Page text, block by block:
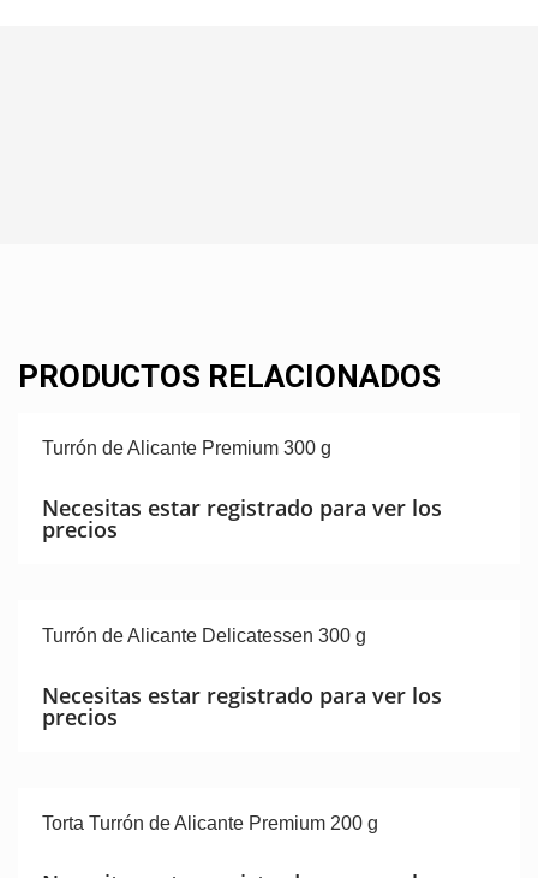
PRODUCTOS RELACIONADOS
Turrón de Alicante Premium 300 g
Necesitas estar registrado para ver los
precios
Turrón de Alicante Delicatessen 300 g
Necesitas estar registrado para ver los
precios
Torta Turrón de Alicante Premium 200 g